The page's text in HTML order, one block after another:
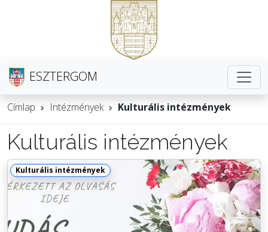
ESZTERGOM
Címlap Intézmények Kulturális intézmények
Kulturális intézmények
Kulturális intézmények